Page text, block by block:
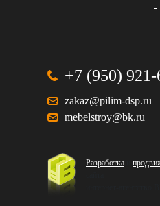
+7 (950) 921-
zakaz@pilim-dsp.ru
mebelstroy@bk.ru
Разработка